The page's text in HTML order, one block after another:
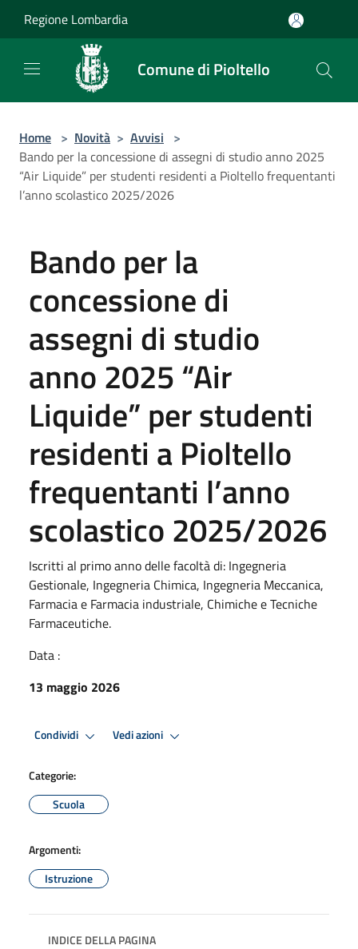
Regione Lombardia
Comune di Pioltello
Home > Novità > Avvisi >
Bando per la concessione di assegni di studio anno 2025
“Air Liquide” per studenti residenti a Pioltello frequentanti
l’anno scolastico 2025/2026
Bando per la
concessione di
assegni di studio
anno 2025 “Air
Liquide” per studenti
residenti a Pioltello
frequentanti l’anno
scolastico 2025/2026
Iscritti al primo anno delle facoltà di: Ingegneria
Gestionale, Ingegneria Chimica, Ingegneria Meccanica,
Farmacia e Farmacia industriale, Chimiche e Tecniche
Farmaceutiche.
Data :
13 maggio 2026
Condividi Vedi azioni
Categorie:
Scuola
Argomenti:
Istruzione
INDICE DELLA PAGINA